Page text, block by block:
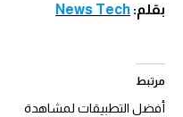
بقلم: News Tech
مرتبط
أفضل التطبيقات لمشاهدة